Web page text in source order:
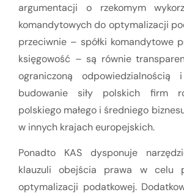
argumentacji o rzekomym
komandytowych do optymalizacji
przeciwnie – spółki komandytowe
księgowość – są równie
ograniczoną
budowanie siły polskich firm
polskiego małego i średniego
w innych krajach europejskich.
Ponadto KAS dysponuje
klauzuli obejścia prawa w celu
optymalizacji podatkowej.